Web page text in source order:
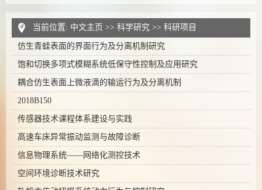
当前位置: 中文主页 >> 科学研究 >> 科研项目
仿生青蛙表面的界面行为及分离机制研究
饱和切换多项式模糊系统低保守性控制及应用研究
耦合仿生表面上微液滴的输运行为及分离机制
2018B150
传感器技术课程体系建设与实践
高速车床异常振动监测与故障诊断
信息物理系统——网络化测控技术
空间环境诊断技术研究